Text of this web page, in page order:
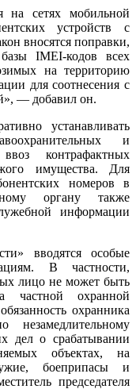
на сетях мобильной
устройств с
вносятся поправки,
IMEI-кодов всех
на территорию
для соотнесения с
— добавил он.
устанавливать
и
контрафактных
имущества. Для
номеров в
органу также
информации
вводятся особые
В частности,
лицо не может быть
частной охранной
охранника
незамедлительному
дел о срабатывании
объектах, на
боеприпасы и
председателя